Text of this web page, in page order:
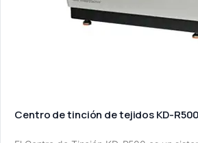
Centro de tinción de tejidos KD-R500